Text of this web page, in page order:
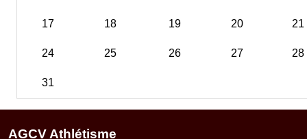
17 18 19 20 21
24 25 26 27 28
31
AGCV Athlétisme